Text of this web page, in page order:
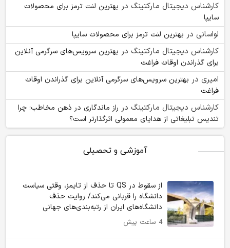
کارشناس دیجیتال مارکتینگ در بهترین لنت ترمز برای محصولات
سایپا
لواسانی در بهترین لنت ترمز برای محصولات سایپا
کارشناس دیجیتال مارکتینگ در بهترین سرویس‌های سرگرمی آنلاین
برای گذراندن اوقات فراغت
امیری در بهترین سرویس‌های سرگرمی آنلاین برای گذراندن اوقات
فراغت
کارشناس دیجیتال مارکتینگ در راز ماندگاری در ذهن مخاطب؛ چرا
تندیس تبلیغاتی از هدایای معمولی اثرگذارتر است؟
آموزشی و تحصیلی
از سقوط در QS تا حذف از تایمز، وقتی سیاست
دانشگاه را قربانی می‌کند/ روایت حذف
دانشگاه‌های ایران از رتبه‌بندی‌های جهانی
4 ساعت پیش